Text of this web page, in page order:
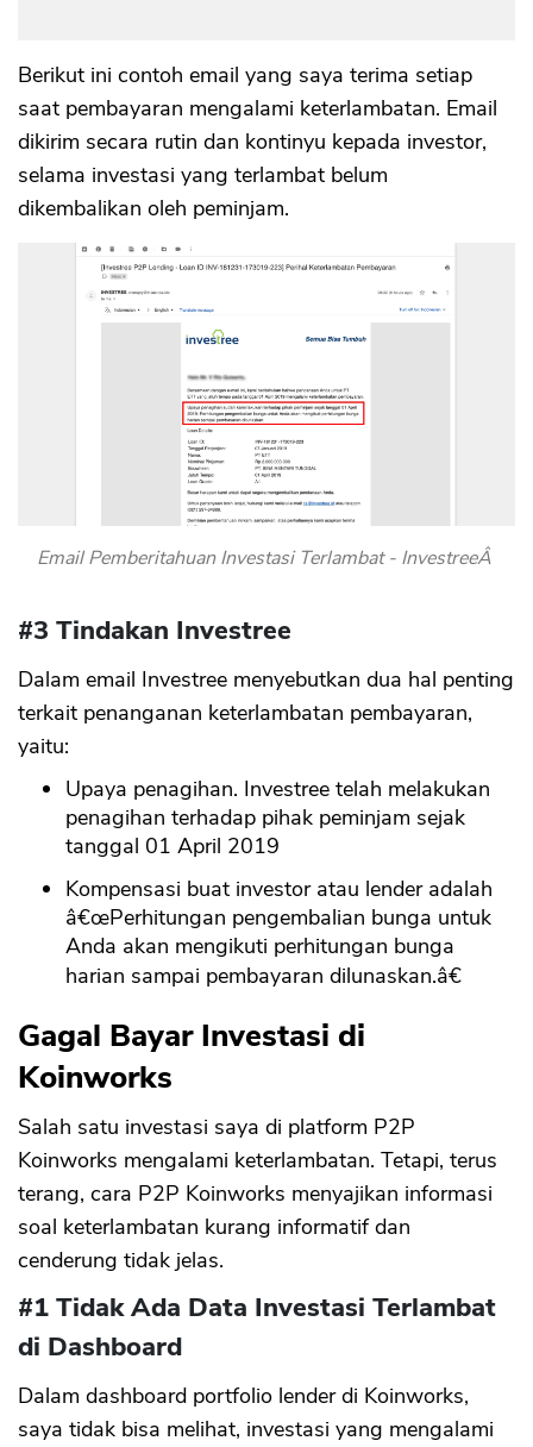
Berikut ini contoh email yang saya terima setiap
saat pembayaran mengalami keterlambatan. Email
dikirim secara rutin dan kontinyu kepada investor,
selama investasi yang terlambat belum
dikembalikan oleh peminjam.
Email Pemberitahuan Investasi Terlambat - InvestreeÂ
#3 Tindakan Investree
Dalam email Investree menyebutkan dua hal penting
terkait penanganan keterlambatan pembayaran,
yaitu:
Upaya penagihan. Investree telah melakukan
penagihan terhadap pihak peminjam sejak
tanggal 01 April 2019
Kompensasi buat investor atau lender adalah
â€œPerhitungan pengembalian bunga untuk
Anda akan mengikuti perhitungan bunga
harian sampai pembayaran dilunaskan.â€
Gagal Bayar Investasi di
Koinworks
Salah satu investasi saya di platform P2P
Koinworks mengalami keterlambatan. Tetapi, terus
terang, cara P2P Koinworks menyajikan informasi
soal keterlambatan kurang informatif dan
cenderung tidak jelas.
#1 Tidak Ada Data Investasi Terlambat
di Dashboard
Dalam dashboard portfolio lender di Koinworks,
saya tidak bisa melihat, investasi yang mengalami